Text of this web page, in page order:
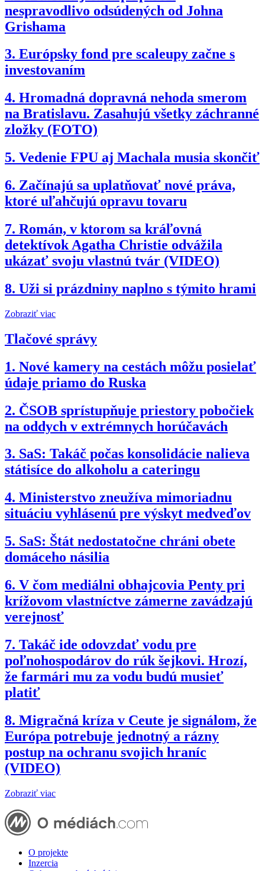
nespravodlivo odsúdených od Johna
Grishama
3. Európsky fond pre scaleupy začne s
investovaním
4. Hromadná dopravná nehoda smerom
na Bratislavu. Zasahujú všetky záchranné
zložky (FOTO)
5. Vedenie FPU aj Machala musia skončiť
6. Začínajú sa uplatňovať nové práva,
ktoré uľahčujú opravu tovaru
7. Román, v ktorom sa kráľovná
detektívok Agatha Christie odvážila
ukázať svoju vlastnú tvár (VIDEO)
8. Uži si prázdniny naplno s týmito hrami
Zobraziť viac
Tlačové správy
1. Nové kamery na cestách môžu posielať
údaje priamo do Ruska
2. ČSOB sprístupňuje priestory pobočiek
na oddych v extrémnych horúčavách
3. SaS: Takáč počas konsolidácie nalieva
státisíce do alkoholu a cateringu
4. Ministerstvo zneužíva mimoriadnu
situáciu vyhlásenú pre výskyt medveďov
5. SaS: Štát nedostatočne chráni obete
domáceho násilia
6. V čom mediálni obhajcovia Penty pri
krížovom vlastníctve zámerne zavádzajú
verejnosť
7. Takáč ide odovzdať vodu pre
poľnohospodárov do rúk šejkovi. Hrozí,
že farmári mu za vodu budú musieť
platiť
8. Migračná kríza v Ceute je signálom, že
Európa potrebuje jednotný a rázny
postup na ochranu svojich hraníc
(VIDEO)
Zobraziť viac
O projekte
Inzercia